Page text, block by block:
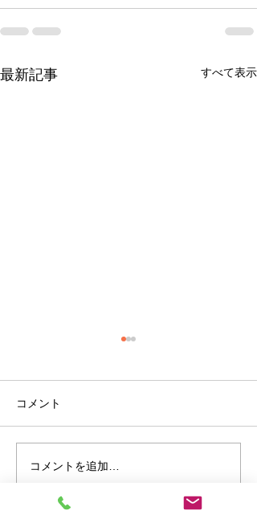
最新記事 すべて表示
現場便り
コメント
コメントを追加…